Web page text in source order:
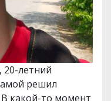
летний
решил
В какой-то момент